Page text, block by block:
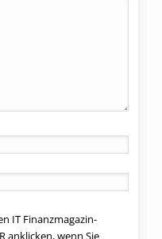
IT Finanzmagazin-
anklicken, wenn Sie